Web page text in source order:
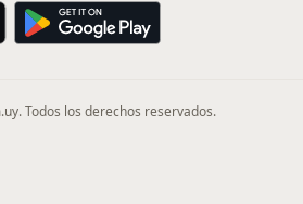
Todos los derechos reservados.